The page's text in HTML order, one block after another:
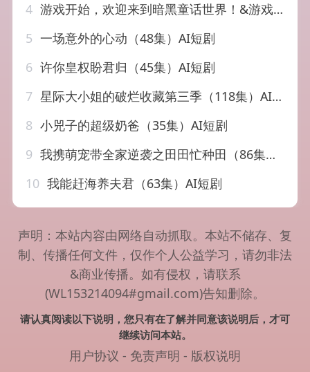
4 游戏开始，欢迎来到暗黑童话世界！&游戏开始欢迎来到暗黑童话世界（93集）AI短剧
5 一场意外的心动（48集）AI短剧
6 许你皇权盼君归（45集）AI短剧
7 星际大小姐的破烂收藏第三季（118集）AI短剧
8 小兕子的超级奶爸（35集）AI短剧
9 我携萌宠带全家逆袭之田田忙种田（86集）AI短剧
10 我能赶海养夫君（63集）AI短剧
声明：本站内容由网络自动抓取。本站不储存、复
制、传播任何文件，仅作个人公益学习，请勿非法
&商业传播。如有侵权，请联系
(WL153214094#gmail.com)告知删除。
请认真阅读以下说明，您只有在了解并同意该说明后，才可
继续访问本站。
用户协议 - 免责声明 - 版权说明